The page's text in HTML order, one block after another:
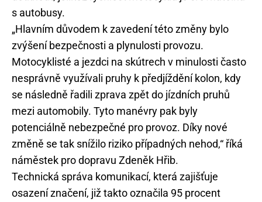
s autobusy.
„Hlavním důvodem k zavedení této změny bylo
zvýšení bezpečnosti a plynulosti provozu.
Motocyklisté a jezdci na skútrech v minulosti často
nesprávně využívali pruhy k předjíždění kolon, kdy
se následně řadili zprava zpět do jízdních pruhů
mezi automobily. Tyto manévry pak byly
potenciálně nebezpečné pro provoz. Díky nové
změně se tak snížilo riziko případných nehod,“ říká
náměstek pro dopravu Zdeněk Hřib.
Technická správa komunikací, která zajišťuje
osazení značení, již takto označila 95 procent